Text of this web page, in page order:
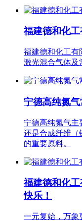
福建德和化
福建德和化工有
激光混合气体及
宁德高纯氮
宁德高纯氮气主
还是合成纤维（
的重要原料。
福建德和化
快乐！
一元复始，万象